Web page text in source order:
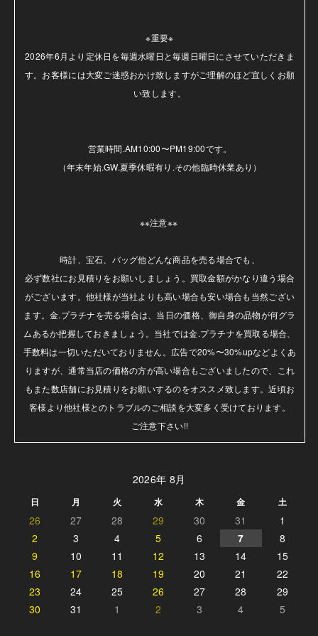
※重要※
2026年6月より定休日を毎週水曜日と毎週日曜日にさせていただきま
す。お客様には大変ご迷惑おかけ致しますがご理解のほど宜しくお願
い致します。
営業時間.AM10:00〜PM19:00です。
（年末年始.GW.夏季休暇有り.その他臨時休業あり）
※※注意※※
時計、宝石、バッグ他どんな商品を売る場合でも、
必ず数社にお見積りをお願いしましょう。買取金額がかなり違う場合
がございます。他社様が当社よりも高い場合も安い場合も当然ござい
ます。金.プラチナを売る場合は、当日の価格、御自身の品物が何グラ
ムあるか把握しておきましょう。当社では金.プラチナを買取る場合、
手数料は一切いただいておりません。広告で20%〜30%upなどよくあ
りますが、通常当店の価格の方が高い場合もございましたので、これ
もまた数店舗にお見積りをお願いするのをオススメ致します。近頃お
客様より他社様とのトラブルのご相談を大変多く受けております。
ご注意下さい!!
2026年 8月
日 月 火 水 木 金 土
26 27 28 29 30 31
1
2
3 4 5 6 7
8
9
10 11 12 13 14
15
16
17 18 19 20 21
22
23
24 25 26 27 28
29
30
31 1 2 3 4 5